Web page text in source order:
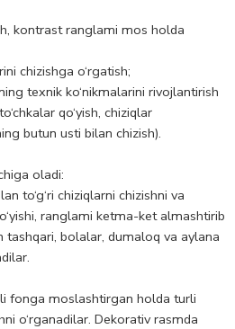
kontrast ranglami mos holda
chizishga o‘rgatish;
texnik ko‘nikmalarini rivojlantirish
qo‘yish, chiziqlar
butun usti bilan chizish).
oladi:
to‘g‘ri chiziqlarni chizishni va
ranglami ketma-ket almashtirib
tashqari, bolalar, dumaloq va aylana
fonga moslashtirgan holda turli
o‘rganadilar. Dekorativ rasmda